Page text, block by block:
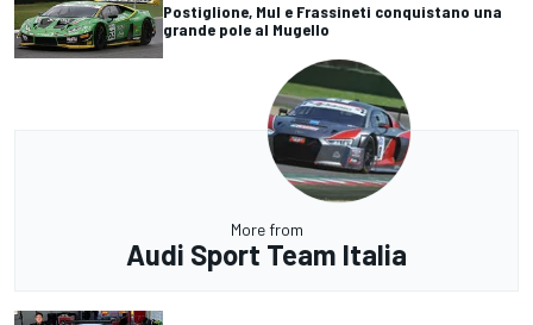
Postiglione, Mul e Frassineti conquistano una
grande pole al Mugello
More from
Audi Sport Team Italia